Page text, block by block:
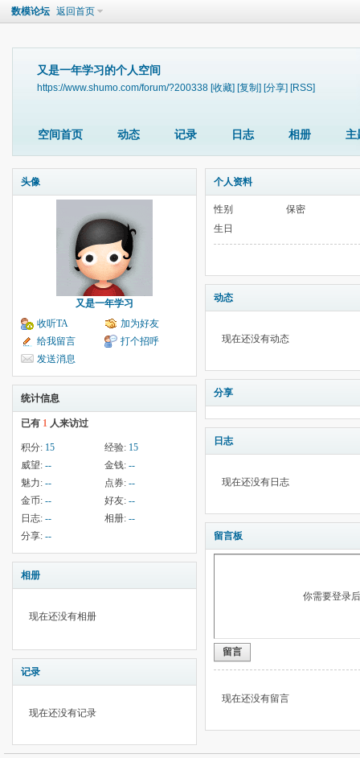
数模论坛 返回首页
又是一年学习的个人空间
https://www.shumo.com/forum/?200338 [收藏] [复制] [分享] [RSS]
空间首页 动态 记录 日志 相册 主
头像
又是一年学习
收听TA
加为好友
给我留言
打个招呼
发送消息
统计信息
已有 1 人来访过
积分: 15 经验: 15
威望: -- 金钱: --
魅力: -- 点券: --
金币: -- 好友: --
日志: -- 相册: --
分享: --
相册
现在还没有相册
记录
现在还没有记录
个人资料
性别
保密
生日
动态
现在还没有动态
分享
日志
现在还没有日志
留言板
你需要登录
留言
现在还没有留言